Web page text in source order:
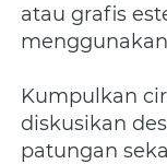
atau grafis
Kumpulkan
diskusikan
patungan